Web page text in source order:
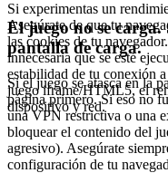
Si experimentas un
Asegúrate de que tu
las cookies de tu
innecesaria que se esté
estabilidad de tu conexión
juego iframe/HTML5, el
dispositivo y red.
El juego no se carga.
pantalla de carga.
Si el juego se atasca en la
página primero. Si eso no
una VPN restrictiva o una
bloquear el contenido del
agresivo). Asegúrate
configuración de tu